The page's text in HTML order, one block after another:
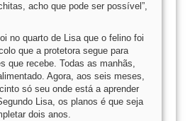
acho que pode ser possível”,
no quarto de Lisa que o felino foi
que a protetora segue para
que recebe. Todas as manhãs,
Agora, aos seis meses,
só seu onde está a aprender
Lisa, os planos é que seja
dois anos.